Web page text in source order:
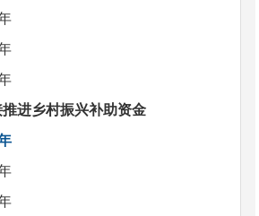
进乡村振兴补助资金